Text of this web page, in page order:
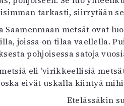
tarkasti, siirrytään
Saamenmaan metsät ovat
joissa on tilaa vaellella.
pohjoisessa satoja
eli ’virikkeellisiä
eivät uskalla kiintyä
Etelässäkin